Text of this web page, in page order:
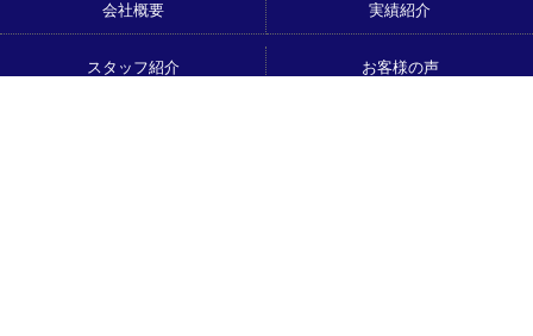
会社概要 実績紹介
スタッフ紹介 お客様の声